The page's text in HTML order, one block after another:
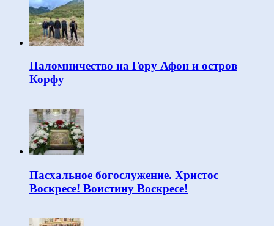
Паломничество на Гору Афон и остров
Корфу
Пасхальное богослужение. Христос
Воскресе! Воистину Воскресе!